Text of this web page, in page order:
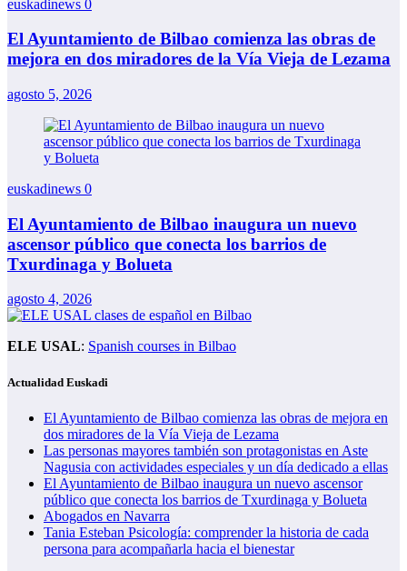
euskadinews 0
El Ayuntamiento de Bilbao comienza las obras de
mejora en dos miradores de la Vía Vieja de Lezama
agosto 5, 2026
euskadinews 0
El Ayuntamiento de Bilbao inaugura un nuevo
ascensor público que conecta los barrios de
Txurdinaga y Bolueta
agosto 4, 2026
ELE USAL: Spanish courses in Bilbao
Actualidad Euskadi
El Ayuntamiento de Bilbao comienza las obras de mejora en
dos miradores de la Vía Vieja de Lezama
Las personas mayores también son protagonistas en Aste
Nagusia con actividades especiales y un día dedicado a ellas
El Ayuntamiento de Bilbao inaugura un nuevo ascensor
público que conecta los barrios de Txurdinaga y Bolueta
Abogados en Navarra
Tania Esteban Psicología: comprender la historia de cada
persona para acompañarla hacia el bienestar